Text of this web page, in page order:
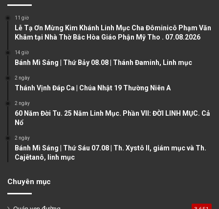
u
s
a
g
e
11 giờ
Lễ Tạ Ơn Mừng Kim Khánh Linh Mục Cha Đôminicô Phạm Văn
Khâm tại Nhà Thờ Bắc Hòa Giáo Phận Mỹ Tho . 07.08.2026
14 giờ
Bánh Mì Sáng | Thứ Bảy 08.08 | Thánh Đaminh, Linh mục
2 ngày
Thánh Vịnh Đáp Ca | Chúa Nhật 19 Thường Niên A
2 ngày
60 Năm Đời Tu. 25 Năm Linh Mục. Phần VII: ĐỜI LINH MỤC. Cả
Nổ
2 ngày
Bánh Mì Sáng | Thứ Sáu 07.08 | Th. Xystô II, giám mục và Th.
Cajêtanô, linh mục
Chuyên mục